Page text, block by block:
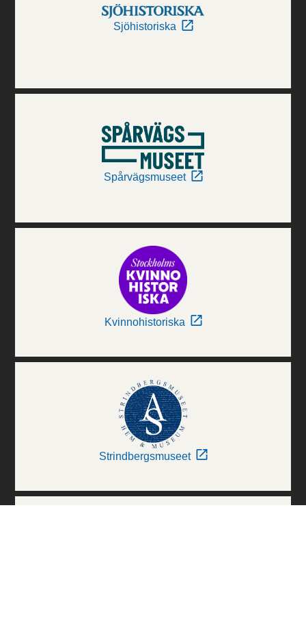
Sjöhistoriska
Spårvägsmuseet
Kvinnohistoriska
Strindbergsmuseet